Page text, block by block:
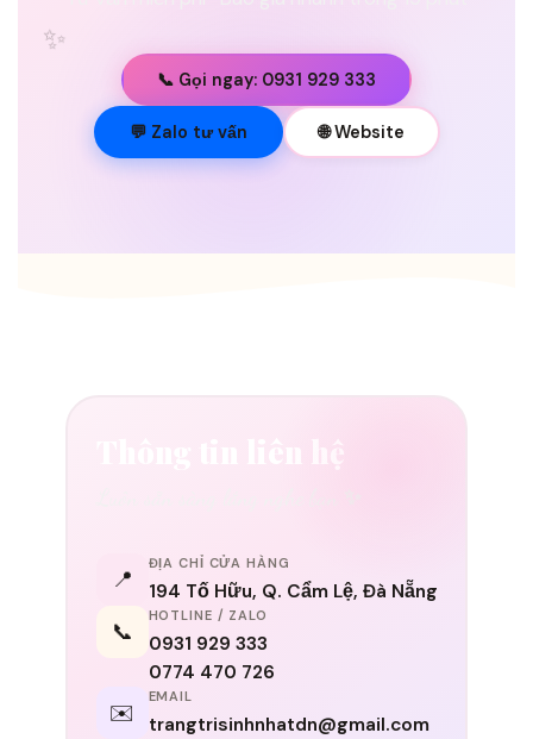
✨
💐
📞 Gọi ngay: 0931 929 333
💬 Zalo tư vấn 🌐 Website
Thông tin liên hệ
📍
ĐỊA CHỈ CỬA HÀNG
194 Tố Hữu, Q. Cẩm Lệ, Đà Nẵng
📞
HOTLINE / ZALO
0931 929 333
0774 470 726
✉️
EMAIL
trangtrisinhnhatdn@gmail.com